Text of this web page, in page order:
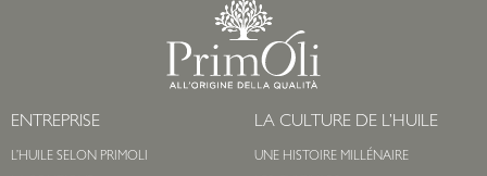
ENTREPRISE
L’HUILE SELON PRIMOLI
LA CULTURE DE L’HUILE
UNE HISTOIRE MILLÉNAIRE